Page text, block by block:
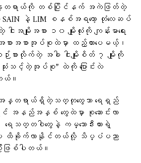
အန္တရာယ်ကို တစ်ပြိုင်နက် အကဲဖြတ်တဲ့
နဲ့ LIM စနစ်အရတော့ တုံလေဆပ်
မျိုးအစား ၁၀ မျိုးလုံးကို ကျန်းမာရေး
ားအစာအုပ်စုထဲမှာ ထည့်ထားပေမယ့်၊
ားလိုက်တဲ့ အခါ ငါးမျိုးစိတ် ၇ မျိုးကို
သုံးသင့်တဲ့အုပ်စု” ထဲကို ပြောင်းလဲ
။
တရာယ်ရှိတဲ့သတ္တုတွေသာ ရေရှည်
အနည်အနှစ် တွေထဲမှာ စုဆောင်းလာ
ရေသတ္တဝါတွေနဲ့ ကမ္ဘောဒီးယားရဲ့
ကိုပါ ထိခိုက်လာနိုင်တယ်လို့ သိပ္ပံပညာ
းဖြစ်ပါတယ်။